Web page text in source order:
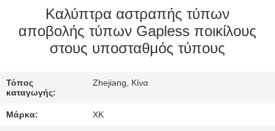
ΠΟΙΟΤΙΚΌΣ
ΈΛΕΓΧΟΣ
ΜΑΣ
ΕΛΆΤΕ
Καλύπτρα αστραπής τύπων
αποβολής τύπων Gapless ποικίλους
στους υποσταθμός τύπους
Τόπος
καταγωγής:
Zhejiang, Κίνα
Μάρκα: XK